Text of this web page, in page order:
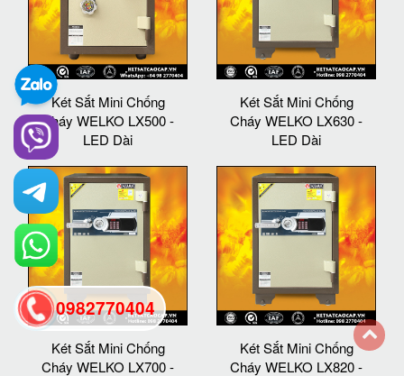
Két Sắt Mini Chống
Cháy WELKO LX500 -
LED Dài
Két Sắt Mini Chống
Cháy WELKO LX630 -
LED Dài
Két Sắt Mini Chống
Cháy WELKO LX700 -
Két Sắt Mini Chống
Cháy WELKO LX820 -
0982770404
back